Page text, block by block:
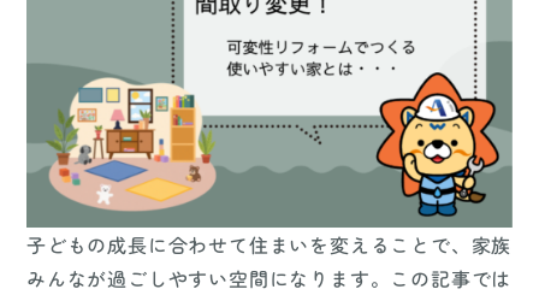
子どもの成長に合わせて住まいを変えることで、家族
みんなが過ごしやすい空間になります。この記事では